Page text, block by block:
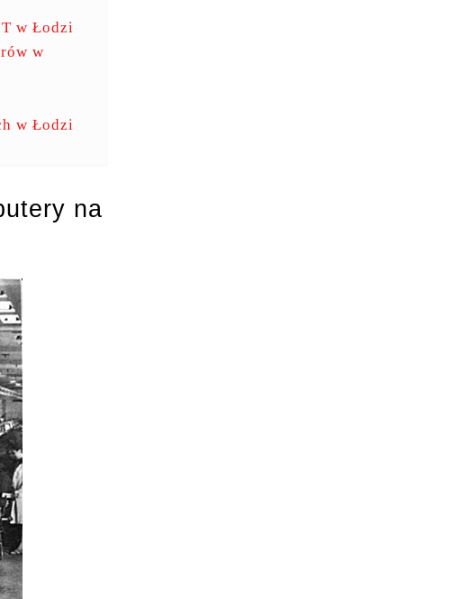
w Łodzi
w
w Łodzi
na